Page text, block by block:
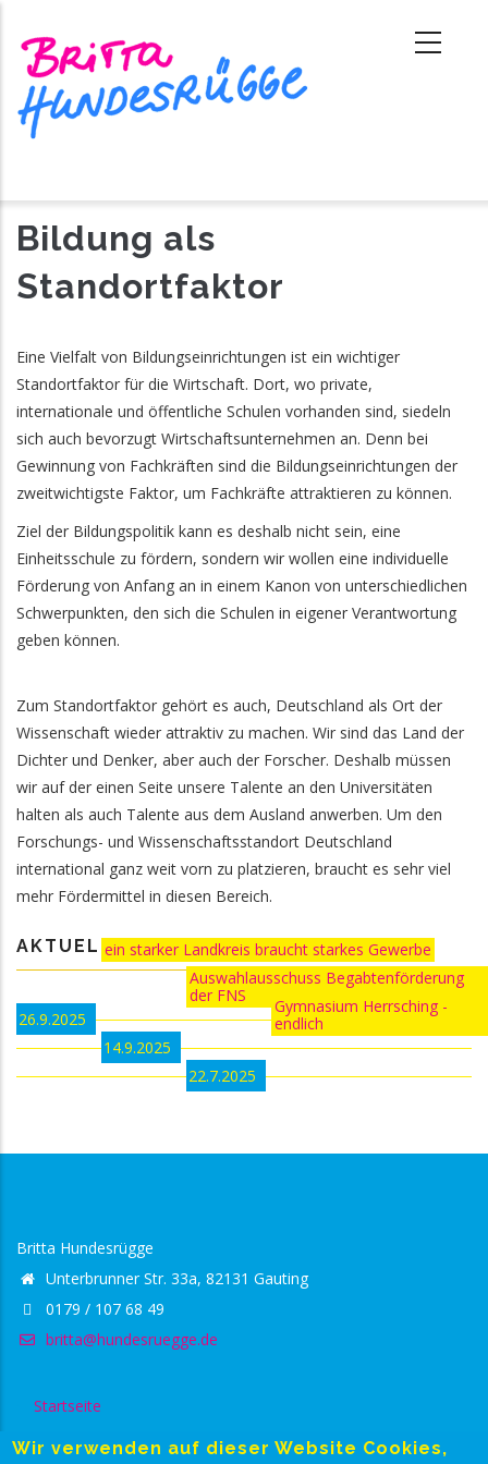
zum
Inhalt
Bildung als
Standortfaktor
Eine Vielfalt von Bildungseinrichtungen ist ein wichtiger
Standortfaktor für die Wirtschaft. Dort, wo private,
internationale und öffentliche Schulen vorhanden sind, siedeln
sich auch bevorzugt Wirtschaftsunternehmen an. Denn bei
Gewinnung von Fachkräften sind die Bildungseinrichtungen der
zweitwichtigste Faktor, um Fachkräfte attraktieren zu können.
Ziel der Bildungspolitik kann es deshalb nicht sein, eine
Einheitsschule zu fördern, sondern wir wollen eine individuelle
Förderung von Anfang an in einem Kanon von unterschiedlichen
Schwerpunkten, den sich die Schulen in eigener Verantwortung
geben können.
Zum Standortfaktor gehört es auch, Deutschland als Ort der
Wissenschaft wieder attraktiv zu machen. Wir sind das Land der
Dichter und Denker, aber auch der Forscher. Deshalb müssen
wir auf der einen Seite unsere Talente an den Universitäten
halten als auch Talente aus dem Ausland anwerben. Um den
Forschungs- und Wissenschaftsstandort Deutschland
international ganz weit vorn zu platzieren, braucht es sehr viel
mehr Fördermittel in diesen Bereich.
AKTUELLES:
26.9.2025
ein starker Landkreis braucht starkes Gewerbe
14.9.2025
Auswahlausschuss Begabtenförderung
der FNS
22.7.2025
Gymnasium Herrsching -
endlich
Britta Hundesrügge
Unterbrunner Str. 33a, 82131 Gauting
0179 / 107 68 49
britta@hundesruegge.de
Footer
Startseite
Datenschutzerklärung
Wir verwenden auf dieser Website Cookies,